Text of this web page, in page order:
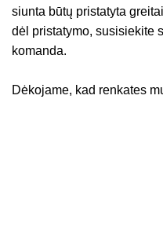
siunta būtų pristatyta
dėl pristatymo, susisiekite
komanda.
Dėkojame, kad renkates